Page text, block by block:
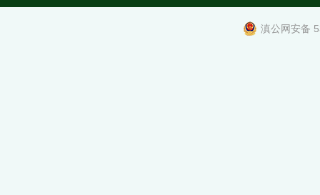
滇公网安备